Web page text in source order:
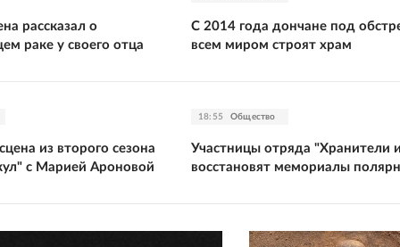
рассказал о
раке у своего отца
С 2014 года дончане под
всем миром строят храм
из второго сезона
с Марией Ароновой
18:55 Общество
Участницы отряда "Хранители
восстановят мемориалы